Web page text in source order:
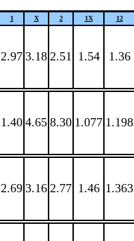
1 X 2 1X 12
2.97 3.18 2.51 1.54 1.36
1.40 4.65 8.30 1.077 1.198
2.69 3.16 2.77 1.46 1.363